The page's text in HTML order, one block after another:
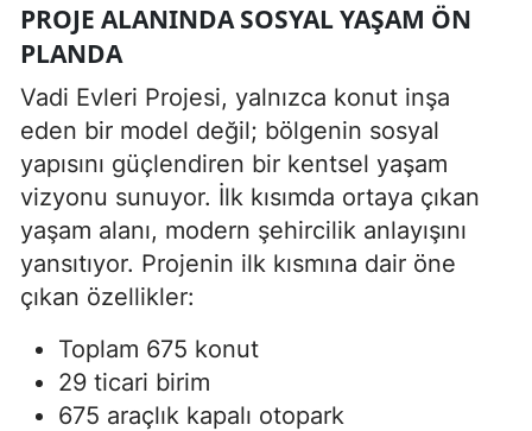
PROJE ALANINDA SOSYAL YAŞAM ÖN
PLANDA
Vadi Evleri Projesi, yalnızca konut inşa
eden bir model değil; bölgenin sosyal
yapısını güçlendiren bir kentsel yaşam
vizyonu sunuyor. İlk kısımda ortaya çıkan
yaşam alanı, modern şehircilik anlayışını
yansıtıyor. Projenin ilk kısmına dair öne
çıkan özellikler:
Toplam 675 konut
29 ticari birim
675 araçlık kapalı otopark